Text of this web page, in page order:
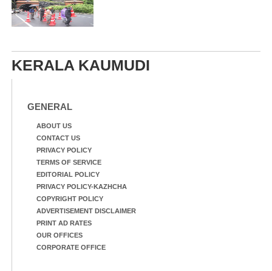
KERALA KAUMUDI
GENERAL
ABOUT US
CONTACT US
PRIVACY POLICY
TERMS OF SERVICE
EDITORIAL POLICY
PRIVACY POLICY-KAZHCHA
COPYRIGHT POLICY
ADVERTISEMENT DISCLAIMER
PRINT AD RATES
OUR OFFICES
CORPORATE OFFICE